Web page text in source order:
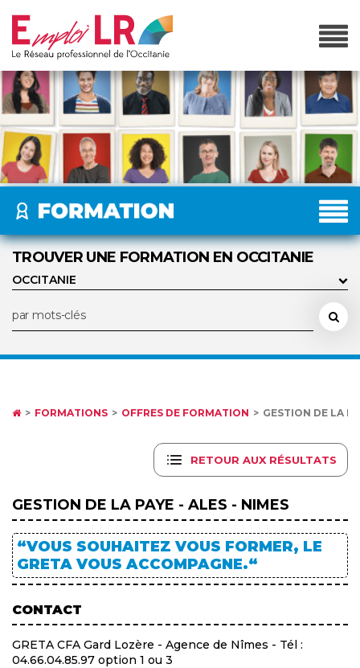
TROUVER UNE FORMATION EN OCCITANIE
FORMATIONS OFFRES DE FORMATION GESTION DE LA
RETOUR AUX RÉSULTATS
GESTION DE LA PAYE - ALES - NIMES
“VOUS SOUHAITEZ VOUS FORMER, LE
GRETA VOUS ACCOMPAGNE.“
CONTACT
GRETA CFA Gard Lozère - Agence de Nîmes - Tél :
04.66.04.85.97 option 1 ou 3